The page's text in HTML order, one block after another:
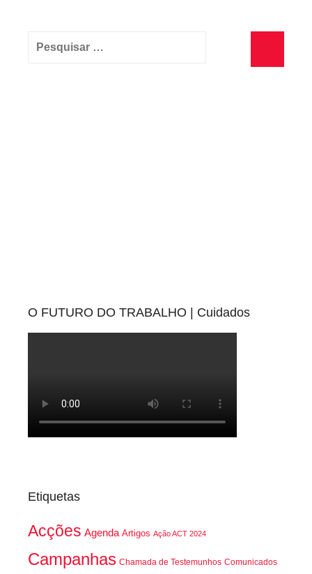
Pesquisar
O FUTURO DO TRABALHO | Cuidados
Etiquetas
Acções Agenda Artigos Ação ACT 2024
Campanhas Chamada de Testemunhos Comunicados